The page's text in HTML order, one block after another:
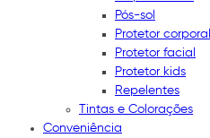
Pós-sol
Protetor corporal
Protetor facial
Protetor kids
Repelentes
Tintas e Colorações
Conveniência